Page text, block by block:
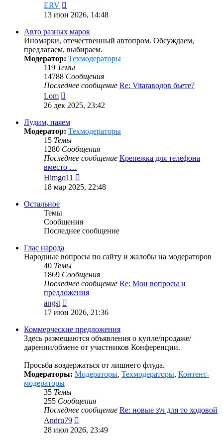
ERV
к
сообщению
13 июн 2026, 14:48
Авто разных марок
Иномарки, отечественный автопром. Обсуждаем,
предлагаем, выбираем.
Модератор: Техмодераторы
119 Темы
14788 Сообщения
Последнее сообщение Re: Vitaraводов бьете?
Lom
к
сообщению
26 дек 2025, 23:42
Лудим, паяем
Модератор: Техмодераторы
15 Темы
1280 Сообщения
Последнее сообщение Крепежка для телефона
вместо …
Himgo11
к
18 мар 2025, 22:48
Остальное
Темы
Сообщения
Последнее сообщение
Глас народа
Народные вопросы по сайту и жалобы на модераторов
40 Темы
1869 Сообщения
Последнее сообщение Re: Мои вопросы и
предложения
angst
к
сообщению
17 июн 2026, 21:36
Коммерческие предложения
Здесь размещаются объявления о купле/продаже/
дарении/обмене от участников Конференции.
Просьба воздержаться от лишнего флуда.
Модераторы: Модераторы, Техмодераторы, Контент-
модераторы
35 Темы
255 Сообщения
Последнее сообщение Re: новые з\ч для то ходовой
Andru79
к
28 июл 2026, 23:49